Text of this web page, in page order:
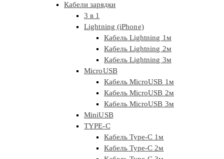
Кабели зарядки
3 в 1
Lightning (iPhone)
Кабель Lightning 1м
Кабель Lightning 2м
Кабель Lightning 3м
MicroUSB
Кабель MicroUSB 1м
Кабель MicroUSB 2м
Кабель MicroUSB 3м
MiniUSB
TYPE-C
Кабель Type-C 1м
Кабель Type-C 2м